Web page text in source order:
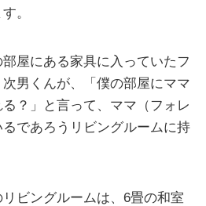
。
屋にある家具に入っていたフ
男くんが、「僕の部屋にママ
？」と言って、ママ（フォレ
であろうリビングルームに持
ビングルームは、6畳の和室